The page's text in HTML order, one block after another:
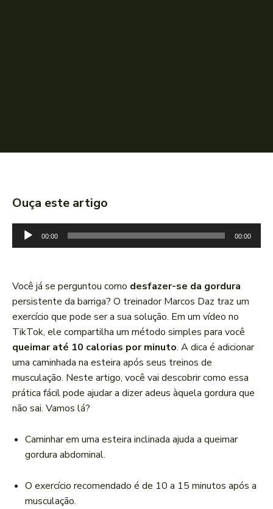
Ouça este artigo
o
d
o
r
d
e
á
u
d
i
00:00 00:00
Você já se perguntou como desfazer-se da gordura
persistente da barriga? O treinador Marcos Daz traz um
exercício que pode ser a sua solução. Em um vídeo no
TikTok, ele compartilha um método simples para você
queimar até 10 calorias por minuto. A dica é adicionar
uma caminhada na esteira após seus treinos de
musculação. Neste artigo, você vai descobrir como essa
prática fácil pode ajudar a dizer adeus àquela gordura que
não sai. Vamos lá?
Caminhar em uma esteira inclinada ajuda a queimar
gordura abdominal.
O exercício recomendado é de 10 a 15 minutos após a
musculação.